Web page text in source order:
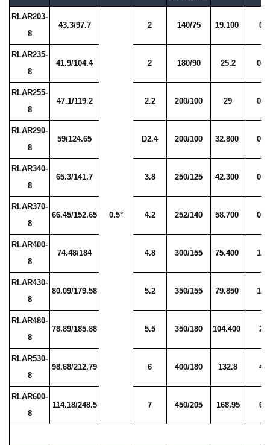
RLAR203-
8
43.3/97.7
0.5°
2 140/75 19.100
RLAR235-
8
41.9/104.4 2 180/90 25.2
RLAR255-
8
47.1/119.2 2.2 200/100 29
RLAR290-
8
59/124.65 D2.4 200/100 32.800
RLAR340-
8
65.3/141.7 3.8 250/125 42.300
RLAR370-
8
66.45/152.65 4.2 252/140 58.700
RLAR400-
8
74.48/184 4.8 300/155 75.400
RLAR430-
8
80.09/179.58 5.2 350/155 79.850
RLAR480-
8
78.89/185.88 5.5 350/180 104.400
RLAR530-
8
98.68/212.79 6 400/180 132.8
RLAR600-
8
114.18/248.5 7 450/205 168.95